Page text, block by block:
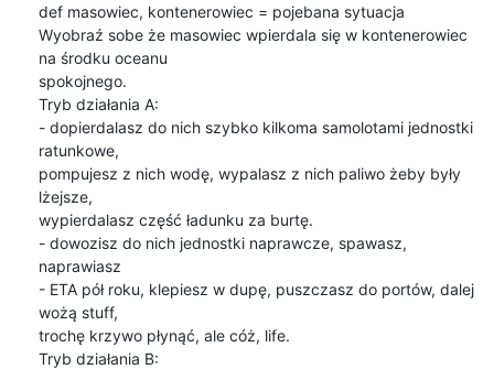
def masowiec, kontenerowiec = pojebana sytuacja
Wyobraź sobe że masowiec wpierdala się w kontenerowiec
na środku oceanu
spokojnego.
Tryb działania A:
- dopierdalasz do nich szybko kilkoma samolotami jednostki
ratunkowe,
pompujesz z nich wodę, wypalasz z nich paliwo żeby były
lżejsze,
wypierdalasz część ładunku za burtę.
- dowozisz do nich jednostki naprawcze, spawasz,
naprawiasz
- ETA pół roku, klepiesz w dupę, puszczasz do portów, dalej
wożą stuff,
trochę krzywo płynąć, ale cóż, life.
Tryb działania B: